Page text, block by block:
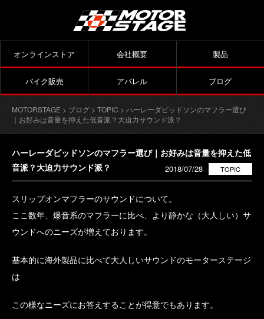
オンラインストア 会社概要 製品
バイク販売 アパレル ブログ
MOTORSTAGE > ブログ > TOPIC > ハーレーダビッドソンのマフラー選び
｜お好みは音量を抑えた低音派？大迫力サウンド派？
ハーレーダビッドソンのマフラー選び｜お好みは音量を抑えた低
音派？大迫力サウンド派？
TOPIC
2018/07/28
スリップオンマフラーのサウンドについて。
ここ数年、爆音系のマフラーに比べ、より静かな（大人しい）サ
ウンドへのニーズが増えております。
基本的に海外製品に比べて大人しいサウンドのモーターステージ
は
この様なニーズにお答えすることが得意でもあります。